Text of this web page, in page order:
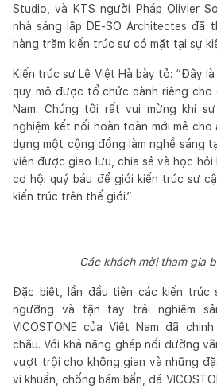
Studio, và KTS người Pháp Olivier
nhà sáng lập DE-SO Architectes đã
hàng trăm kiến trúc sư có mặt tại sự
Kiến trúc sư Lê Việt Hà bày tỏ: “Đây
quy mô được tổ chức dành riêng
Nam. Chúng tôi rất vui mừng khi
nghiệm kết nối hoàn toàn mới mẻ cho
dựng một cộng đồng làm nghề sáng
viên được giao lưu, chia sẻ và học
cơ hội quý báu để giới kiến trúc sư
kiến trúc trên thế giới.”
Các khách mời tham gia
Đặc biệt, lần đầu tiên các kiến trúc
ngưỡng và tận tay trải nghiệm
VICOSTONE của Việt Nam đã
châu. Với khả năng ghép nối đường
vượt trội cho không gian và những
vi khuẩn, chống bám bẩn, đá